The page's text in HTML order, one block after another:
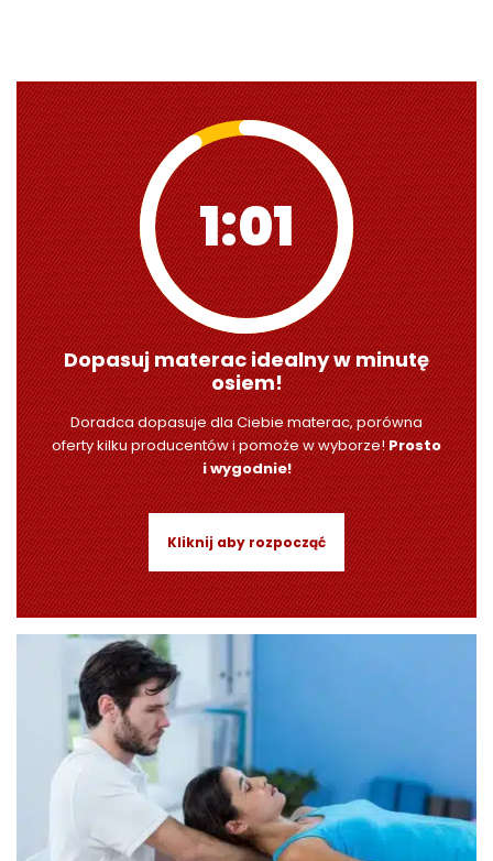
1:00
Dopasuj materac idealny w minutę
osiem!
Doradca dopasuje dla Ciebie materac, porówna
oferty kilku producentów i pomoże w wyborze!Prosto
i wygodnie!
Kliknij aby rozpocząć